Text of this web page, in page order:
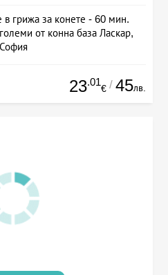
в грижа за конете - 60 мин.
от конна база Ласкар,
София
23.01
€ / 45лв.